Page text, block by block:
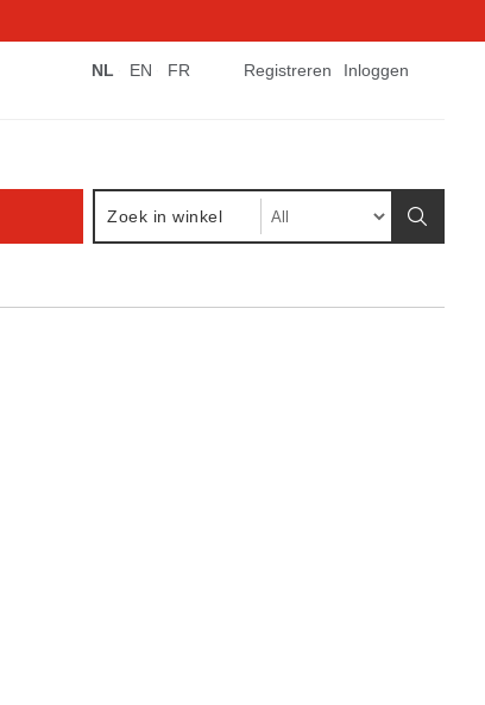
Registreren Inloggen
NL EN FR